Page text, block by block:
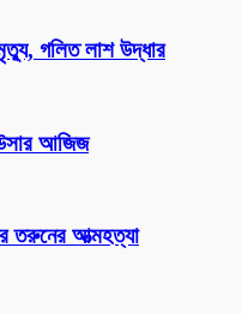
গলিত লাশ উদ্ধার
আজিজ
তরুনের আত্মহত্যা